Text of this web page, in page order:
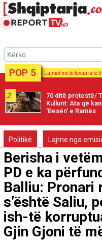
POP 5 Lajmet më të lexuara të
2
70 ditë protestë/
Kullurit: Ata që
‘Besën’ e Ramës
Politikë Lajme nga
Berisha i
PD e ka
Balliu: Pronari
s’është Saliu,
ish-të
Gjin Gjoni të